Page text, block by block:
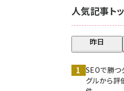
人気記事ト
昨日
SEOで勝つ
グルから評